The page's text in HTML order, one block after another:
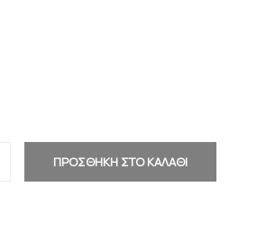
ΠΡΟΣΘΗΚΗ ΣΤΟ ΚΑΛΑΘΙ